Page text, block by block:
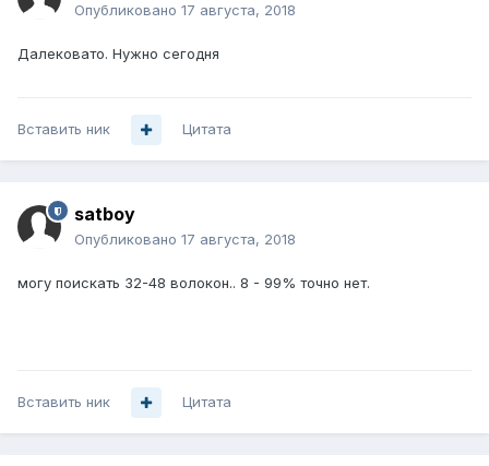
Опубликовано 17 августа, 2018
Далековато. Нужно сегодня
Вставить ник Цитата
satboy
Опубликовано 17 августа, 2018
могу поискать 32-48 волокон.. 8 - 99% точно нет.
Вставить ник Цитата